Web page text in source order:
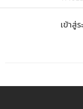
เข้าสู่